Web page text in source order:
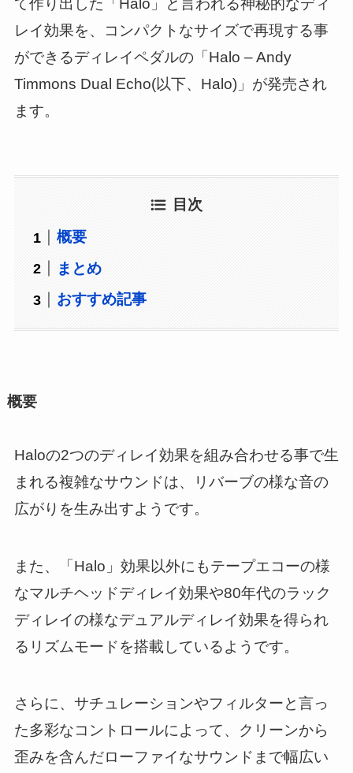
て作り出した「Halo」と言われる神秘的なディ
レイ効果を、コンパクトなサイズで再現する事
ができるディレイペダルの「Halo – Andy
Timmons Dual Echo(以下、Halo)」が発売され
ます。
目次
概要
まとめ
おすすめ記事
概要
Haloの2つのディレイ効果を組み合わせる事で生
まれる複雑なサウンドは、リバーブの様な音の
広がりを生み出すようです。
また、「Halo」効果以外にもテープエコーの様
なマルチヘッドディレイ効果や80年代のラック
ディレイの様なデュアルディレイ効果を得られ
るリズムモードを搭載しているようです。
さらに、サチュレーションやフィルターと言っ
た多彩なコントロールによって、クリーンから
歪みを含んだローファイなサウンドまで幅広い